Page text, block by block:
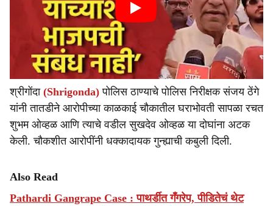
श्रीगोंदा (Shrigonda) पोलिस ठाण्याचे पोलिस निरीक्षक संजय ठेंगे
यांनी तातडीने आरोपीच्या काळकाई चौकातील घराभोवती सापळा रचत
शुभम ओव्हळ आणि त्याचे वडील सुखदेव ओव्हळ या दोघांना अटक
केली. चौकशीत आरोपींनी धक्कादायक गुन्ह्याची कबुली दिली.
Also Read
Pathardi Gangrape Case : पाथर्डीत गँगरेप, पीडितेचं थेट